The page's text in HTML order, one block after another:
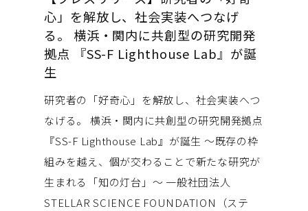
心」を解放し、社会実装へつなげ
る。 横浜・関内に共創型の研究開発
拠点 『SS-F Lighthouse Lab』が誕
生
研究者の「好奇心」を解放し、社会実装へつ
なげる。 横浜・関内に共創型の研究開発拠点
『SS-F Lighthouse Lab』が誕生 〜既存の枠
組みを越え、個が交わることで新たな研究が
生まれる「知の灯台」〜 一般社団法人
STELLAR SCIENCE FOUNDATION（ステ